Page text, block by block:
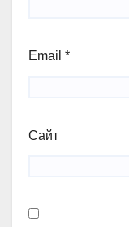
Email *
Сайт